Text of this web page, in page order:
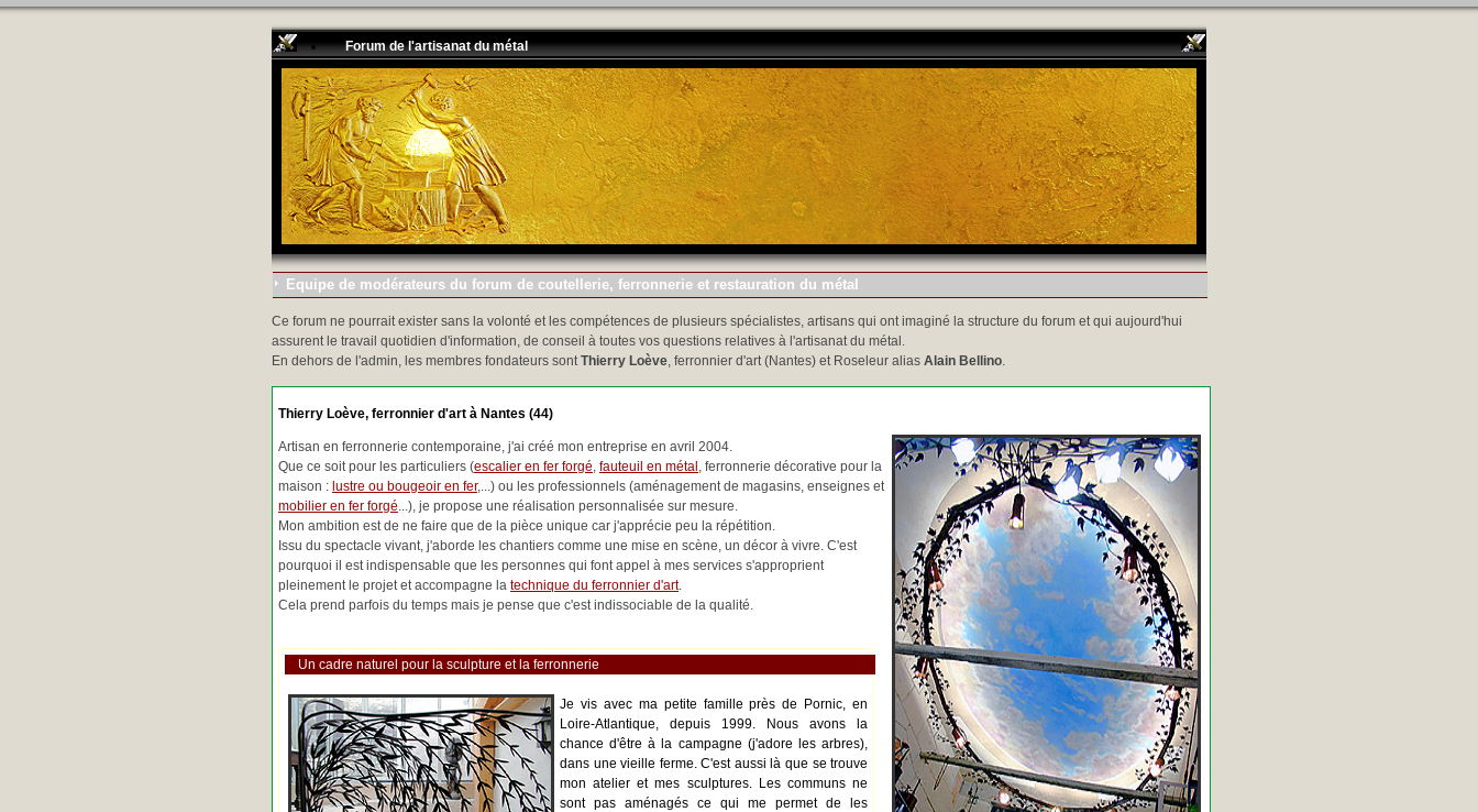
Forum de l'artisanat du métal
Equipe de modérateurs du forum de coutellerie, ferronnerie et restauration du métal
Ce forum ne pourrait exister sans la volonté et les compétences de plusieurs spécialistes, artisans qui ont imaginé la structure du forum et qui aujourd'hui
assurent le travail quotidien d'information, de conseil à toutes vos questions relatives à l'artisanat du métal.
En dehors de l'admin, les membres fondateurs sontThierry Loève, ferronnier d'art (Nantes) et Roseleur alias Alain Bellino.
Thierry Loève, ferronnier d'art à Nantes (44)
Artisan en ferronnerie contemporaine, j'ai créé mon entreprise en avril 2004.
Que ce soit pour les particuliers (escalier en fer forgé, fauteuil en métal , ferronnerie décorative pour la
maison : lustre ou bougeoir en fer,...) ou les professionnels (aménagement de magasins, enseignes et
mobilier en fer forgé...), je propose une réalisation personnalisée sur mesure.
Mon ambition est de ne faire que de la pièce unique car j'apprécie peu la répétition.
Issu du spectacle vivant, j'aborde les chantiers comme une mise en scène, un décor à vivre. C'est
pourquoi il est indispensable que les personnes qui font appel à mes services s'approprient
pleinement le projet et accompagne la technique du ferronnier d'art.
Cela prend parfois du temps mais je pense que c'est indissociable de la qualité.
Un cadre naturel pour la sculpture et la ferronnerie
Je vis avec ma petite famille près de Pornic, en
Loire-Atlantique, depuis 1999. Nous avons la
chance d'être à la campagne (j'adore les arbres),
dans une vieille ferme. C'est aussi là que se trouve
mon atelier et mes sculptures. Les communs ne
sont pas aménagés ce qui me permet de les